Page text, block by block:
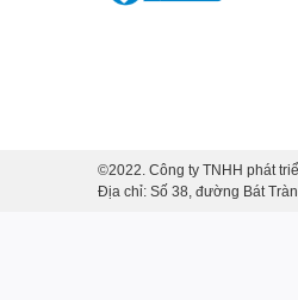
©2022. Công ty TNHH phát
Địa chỉ: Số 38, đường Bát